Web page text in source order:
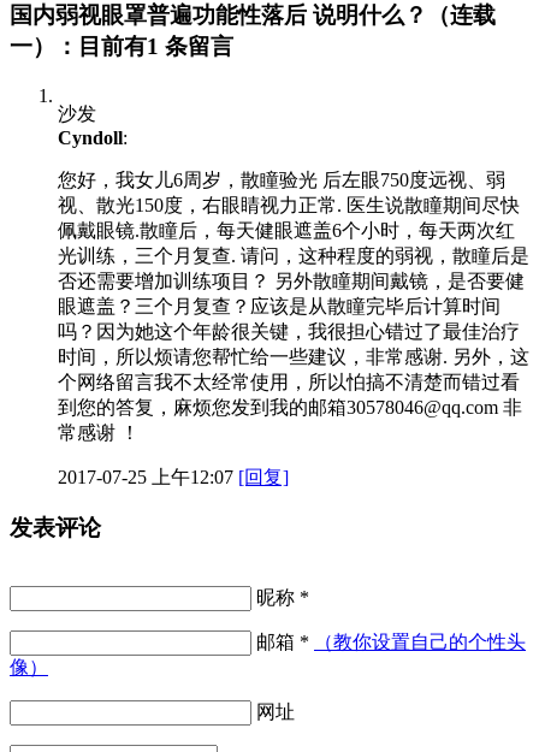
国内弱视眼罩普遍功能性落后 说明什么？（连载
一）：目前有1 条留言
沙发
Cyndoll:
您好，我女儿6周岁，散瞳验光 后左眼750度远视、弱
视、散光150度，右眼睛视力正常. 医生说散瞳期间尽快
佩戴眼镜.散瞳后，每天健眼遮盖6个小时，每天两次红
光训练，三个月复查. 请问，这种程度的弱视，散瞳后是
否还需要增加训练项目？ 另外散瞳期间戴镜，是否要健
眼遮盖？三个月复查？应该是从散瞳完毕后计算时间
吗？因为她这个年龄很关键，我很担心错过了最佳治疗
时间，所以烦请您帮忙给一些建议，非常感谢. 另外，这
个网络留言我不太经常使用，所以怕搞不清楚而错过看
到您的答复，麻烦您发到我的邮箱30578046@qq.com 非
常感谢 ！
2017-07-25 上午12:07 [回复]
发表评论
昵称 *
邮箱 *
（教你设置自己的个性头
像）
网址